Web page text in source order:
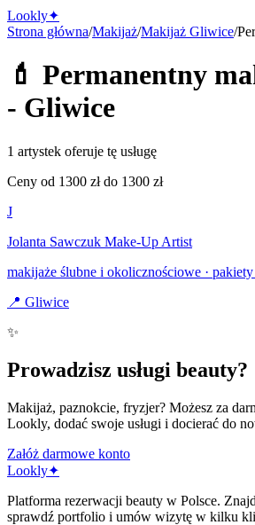
Lookly✦
Strona główna/Makijaż/Makijaż Gliwice/
💄 Permanentny
- Gliwice
1 artystek oferuje tę usługę
Ceny od 1300 zł do 1300 zł
J
Jolanta Sawczuk Make-Up Artist
makijaże ślubne i okolicznościowe ·
📍 Gliwice
✨
Prowadzisz usługi beauty?
Makijaż, paznokcie, fryzjer? Możesz za
Lookly, dodać swoje usługi i docierać do
Załóż darmowe konto
Lookly✦
Platforma rezerwacji beauty w Polsce.
sprawdź portfolio i umów wizytę w kilku